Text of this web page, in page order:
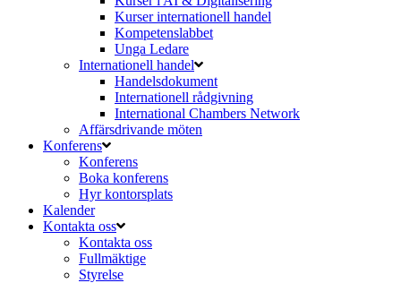
Kurser internationell handel
Kompetenslabbet
Unga Ledare
Internationell handel
Handelsdokument
Internationell rådgivning
International Chambers Network
Affärsdrivande möten
Konferens
Konferens
Boka konferens
Hyr kontorsplats
Kalender
Kontakta oss
Kontakta oss
Fullmäktige
Styrelse